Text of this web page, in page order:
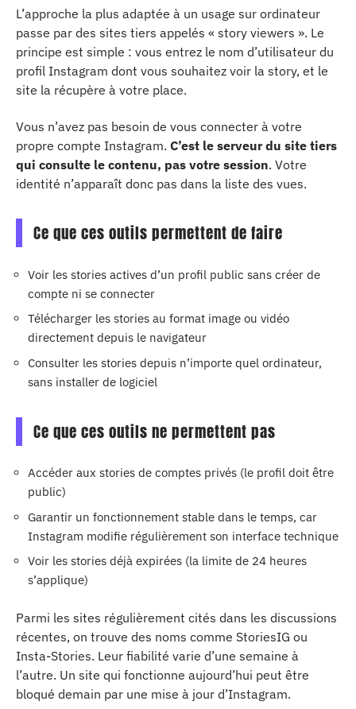
L’approche la plus adaptée à un usage sur ordinateur
passe par des sites tiers appelés « story viewers ». Le
principe est simple : vous entrez le nom d’utilisateur du
profil Instagram dont vous souhaitez voir la story, et le
site la récupère à votre place.
Vous n’avez pas besoin de vous connecter à votre
propre compte Instagram. C’est le serveur du site tiers
qui consulte le contenu, pas votre session. Votre
identité n’apparaît donc pas dans la liste des vues.
Ce que ces outils permettent de faire
Voir les stories actives d’un profil public sans créer de
compte ni se connecter
Télécharger les stories au format image ou vidéo
directement depuis le navigateur
Consulter les stories depuis n’importe quel ordinateur,
sans installer de logiciel
Ce que ces outils ne permettent pas
Accéder aux stories de comptes privés (le profil doit être
public)
Garantir un fonctionnement stable dans le temps, car
Instagram modifie régulièrement son interface technique
Voir les stories déjà expirées (la limite de 24 heures
s’applique)
Parmi les sites régulièrement cités dans les discussions
récentes, on trouve des noms comme StoriesIG ou
Insta-Stories. Leur fiabilité varie d’une semaine à
l’autre. Un site qui fonctionne aujourd’hui peut être
bloqué demain par une mise à jour d’Instagram.